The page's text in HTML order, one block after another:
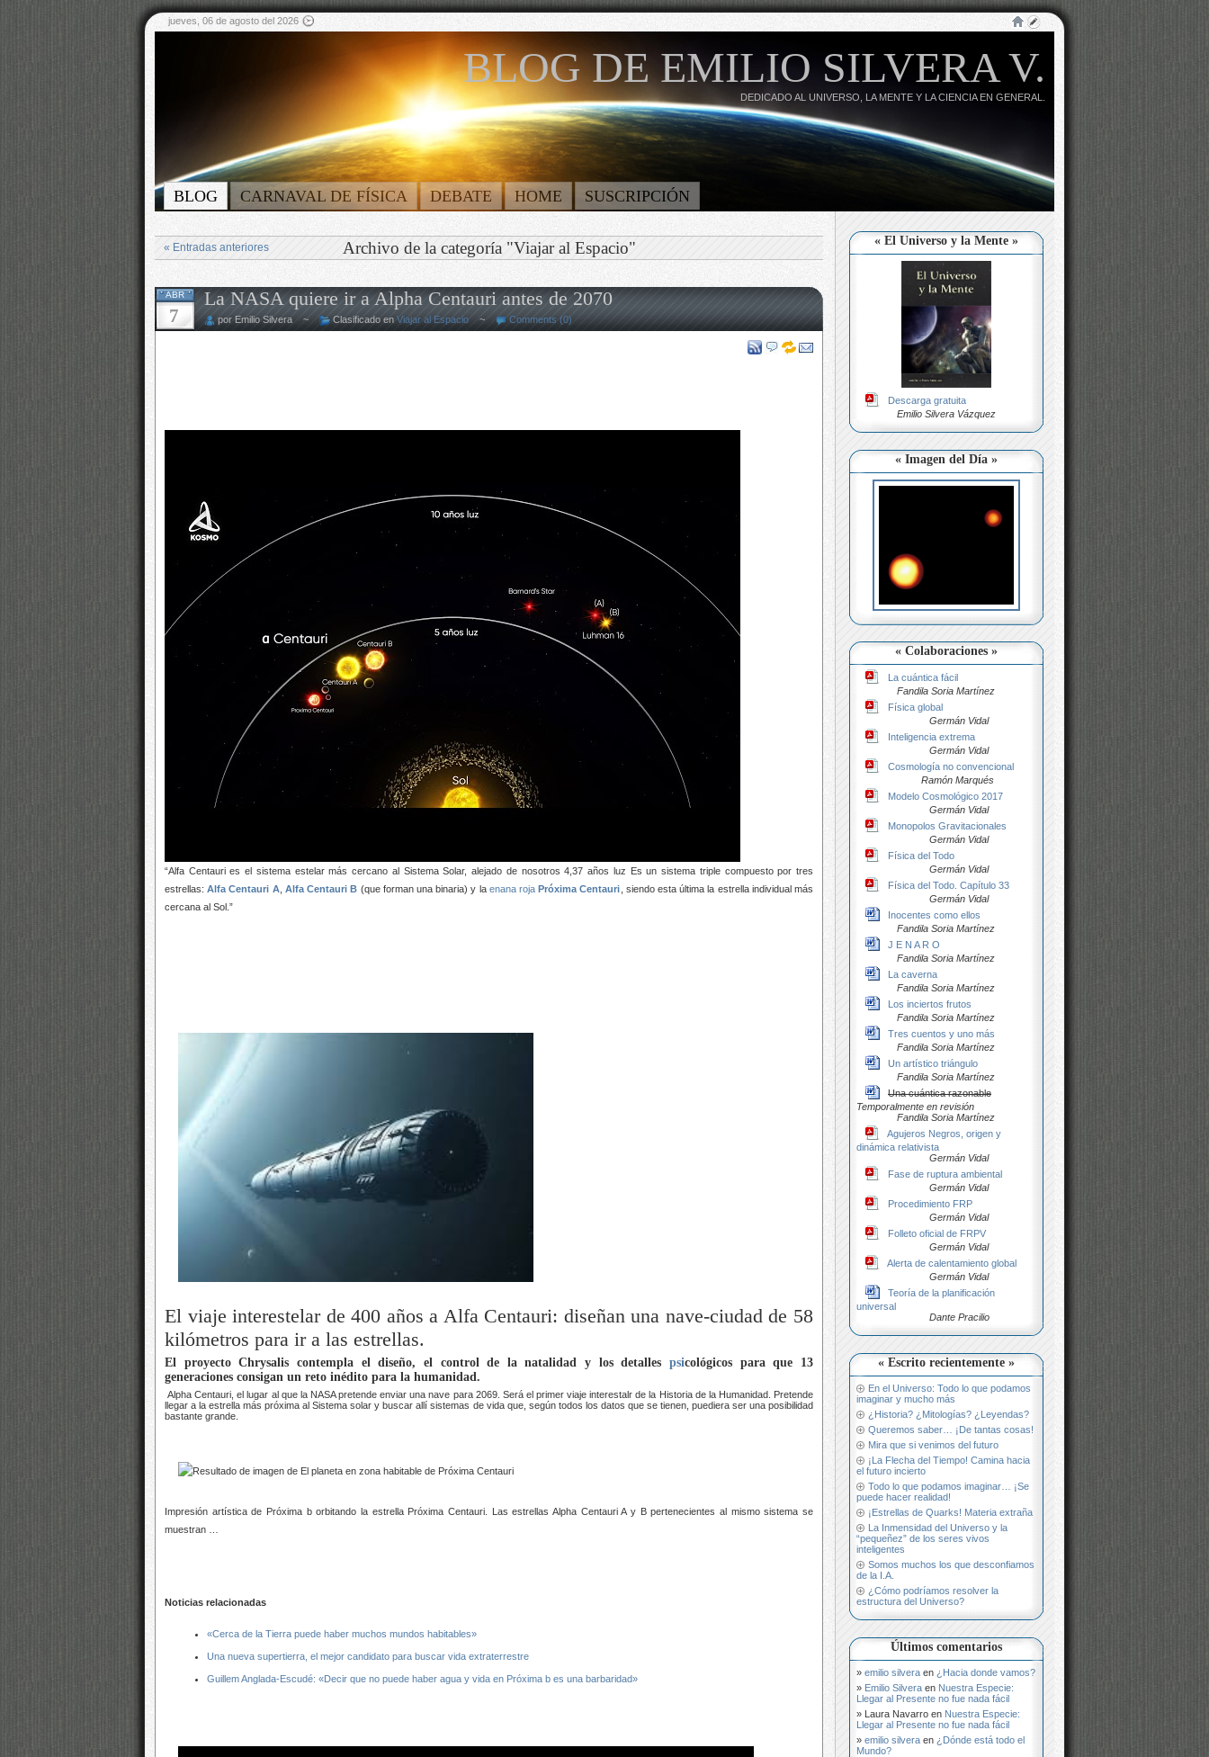
jueves, 06 de agosto del 2026
BLOG DE EMILIO SILVERA V.
DEDICADO AL UNIVERSO, LA MENTE Y LA CIENCIA EN GENERAL.
BLOG CARNAVAL DE FÍSICA DEBATE HOME SUSCRIPCIÓN
« El Universo y la Mente »
Descarga gratuita
Emilio Silvera Vázquez
« Imagen del Día »
« Colaboraciones »
La cuántica fácil
Fandila Soria Martínez
Física global
Germán Vidal
Inteligencia extrema
Germán Vidal
Cosmología no convencional
Ramón Marqués
Modelo Cosmológico 2017
Germán Vidal
Monopolos Gravitacionales
Germán Vidal
Física del Todo
Germán Vidal
Física del Todo. Capítulo 33
Germán Vidal
Inocentes como ellos
Fandila Soria Martínez
J E N A R O
Fandila Soria Martínez
La caverna
Fandila Soria Martínez
Los inciertos frutos
Fandila Soria Martínez
Tres cuentos y uno más
Fandila Soria Martínez
Un artístico triángulo
Fandila Soria Martínez
Una cuántica razonable
Temporalmente en revisión
Fandila Soria Martínez
Agujeros Negros, origen y
dinámica relativista
Germán Vidal
Fase de ruptura ambiental
Germán Vidal
Procedimiento FRP
Germán Vidal
Folleto oficial de FRPV
Germán Vidal
Alerta de calentamiento global
Germán Vidal
Teoría de la planificación
universal
Dante Pracilio
« Escrito recientemente »
En el Universo: Todo lo que podamos
imaginar y mucho más
¿Historia? ¿Mitologías? ¿Leyendas?
Queremos saber… ¡De tantas cosas!
Mira que si venimos del futuro
¡La Flecha del Tiempo! Camina hacia
el futuro incierto
Todo lo que podamos imaginar… ¡Se
puede hacer realidad!
¡Estrellas de Quarks! Materia extraña
La Inmensidad del Universo y la
“pequeñez” de los seres vivos
inteligentes
Somos muchos los que desconfiamos
de la I.A.
¿Cómo podríamos resolver la
estructura del Universo?
Últimos comentarios
emilio silvera en ¿Hacia donde vamos?
Emilio Silvera en Nuestra Especie:
Llegar al Presente no fue nada fácil
Laura Navarro en Nuestra Especie:
Llegar al Presente no fue nada fácil
emilio silvera en ¿Dónde está todo el
Mundo?
Archivo de la categoría "Viajar al Espacio"
« Entradas anteriores
ABR
7
La NASA quiere ir a Alpha Centauri antes de 2070
por Emilio Silvera ~ Clasificado en Viajar al Espacio~ Comments (0)
“Alfa Centauri es el sistema estelar más cercano al Sistema Solar, alejado de nosotros 4,37 años luz Es un sistema triple compuesto por tres
estrellas:Alfa Centauri A, Alfa Centauri B (que forman una binaria) y la enana roja Próxima Centauri , siendo esta última la estrella individual más
cercana al Sol.”
El viaje interestelar de 400 años a Alfa Centauri: diseñan una nave-ciudad de 58
kilómetros para ir a las estrellas.
El proyecto Chrysalis contempla el diseño, el control de la natalidad y los detallespsicológicos para que 13
generaciones consigan un reto inédito para la humanidad.
Alpha Centauri, el lugar al que la NASA pretende enviar una nave para 2069. Será el primer viaje interestalr de la Historia de la Humanidad. Pretende
llegar a la estrella más próxima al Sistema solar y buscar allí sistemas de vida que, según todos los datos que se tienen, puediera ser una posibilidad
bastante grande.
Impresión artística de Próxima b orbitando la estrella Próxima Centauri. Las estrellas Alpha Centauri A y B pertenecientes al mismo sistema se
muestran …
Noticias relacionadas
«Cerca de la Tierra puede haber muchos mundos habitables»
Una nueva supertierra, el mejor candidato para buscar vida extraterrestre
Guillem Anglada-Escudé: «Decir que no puede haber agua y vida en Próxima b es una barbaridad»